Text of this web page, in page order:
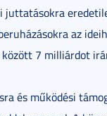
juttatásokra
az
7 milliárdot
és működési